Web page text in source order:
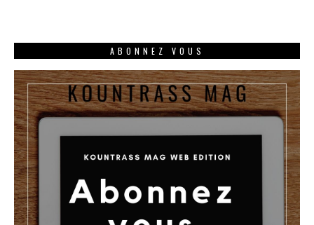
ABONNEZ VOUS